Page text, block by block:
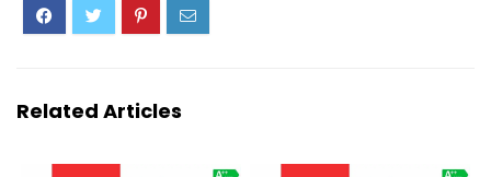
Related Articles